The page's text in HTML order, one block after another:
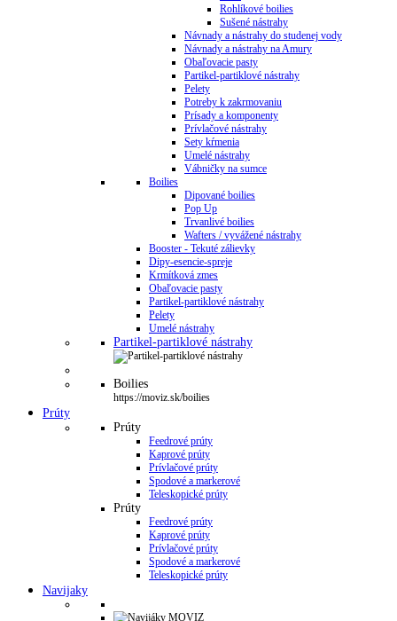
Rohlíkové boilies
Sušené nástrahy
Návnady a nástrahy do studenej vody
Návnady a nástrahy na Amury
Obaľovacie pasty
Partikel-partiklové nástrahy
Pelety
Potreby k zakrmovaniu
Prísady a komponenty
Prívlačové nástrahy
Sety kŕmenia
Umelé nástrahy
Vábničky na sumce
Boilies
Dipované boilies
Pop Up
Trvanlivé boilies
Wafters / vyvážené nástrahy
Booster - Tekuté zálievky
Dipy-esencie-spreje
Krmítková zmes
Obaľovacie pasty
Partikel-partiklové nástrahy
Pelety
Umelé nástrahy
Partikel-partiklové nástrahy
Boilies
https://moviz.sk/boilies
Prúty
Prúty
Feedrové prúty
Kaprové prúty
Prívlačové prúty
Spodové a markerové
Teleskopické prúty
Prúty
Feedrové prúty
Kaprové prúty
Prívlačové prúty
Spodové a markerové
Teleskopické prúty
Navijaky